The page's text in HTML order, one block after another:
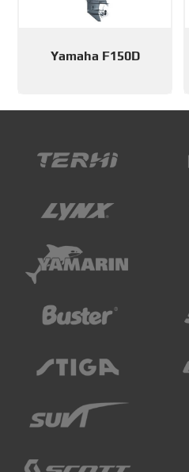
Yamaha F150D